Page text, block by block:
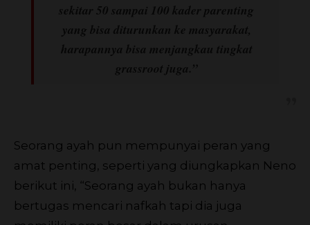
sekitar 50 sampai 100 kader parenting
yang bisa diturunkan ke masyarakat,
harapannya bisa menjangkau tingkat
grassroot juga.”
Seorang ayah pun mempunyai peran yang
amat penting, seperti yang diungkapkan Neno
berikut ini, “Seorang ayah bukan hanya
bertugas mencari nafkah tapi dia juga